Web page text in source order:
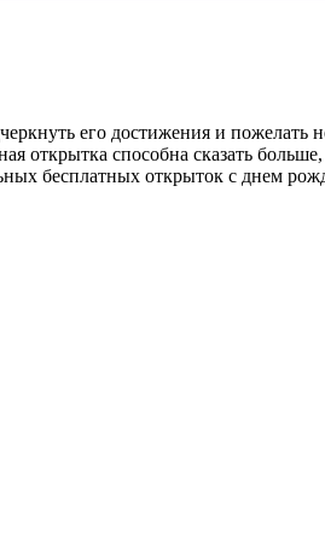
его достижения и
открытка способна сказать
бесплатных открыток с днем